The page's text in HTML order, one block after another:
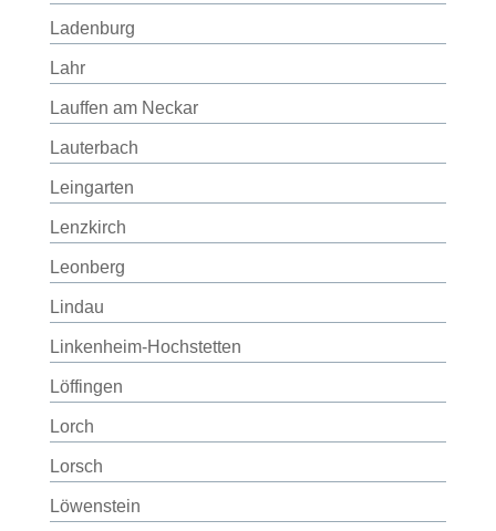
Ladenburg
Lahr
Lauffen am Neckar
Lauterbach
Leingarten
Lenzkirch
Leonberg
Lindau
Linkenheim-Hochstetten
Löffingen
Lorch
Lorsch
Löwenstein